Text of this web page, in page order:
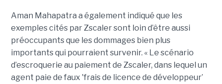
Aman Mahapatra a également indiqué que les
exemples cités par Zscaler sont loin d’être aussi
préoccupants que les dommages bien plus
importants qui pourraient survenir. « Le scénario
d’escroquerie au paiement de Zscaler, dans lequel un
agent paie de faux 'frais de licence de développeur’